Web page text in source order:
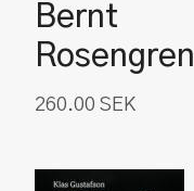
Bernt
Rosengren
260.00 SEK